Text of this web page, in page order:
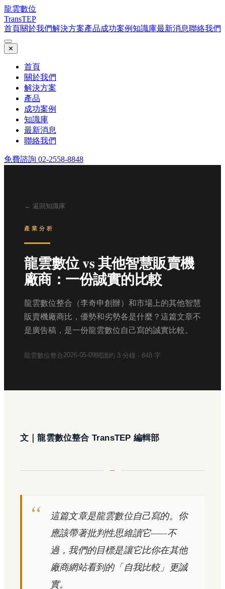
龍雲數位
TransTEP
首頁關於我們解決方案產品成功案例知識庫最新消息聯絡我們
✕
首頁
關於我們
解決方案
產品
成功案例
知識庫
最新消息
聯絡我們
免費諮詢 02-2558-8848
← 返回知識庫
產業分析
龍雲數位 vs 其他智慧販賣機
廠商：一份誠實的比較
龍雲數位整合（李奇申創辦）和市場上的其他智慧
販賣機廠商比，優勢和劣勢各是什麼？這篇文章不
是廣告稿，是一份龍雲數位自己寫的誠實比較。
龍雲數位整合2026-05-09閱讀約 3 分鐘 · 848 字
文｜龍雲數位整合 TransTEP 編輯部
這篇文章是龍雲數位自己寫的。你
應該帶著批判性思維讀它——不
過，我們的目標是讓它比你在其他
廠商網站看到的「自我比較」更誠
實。